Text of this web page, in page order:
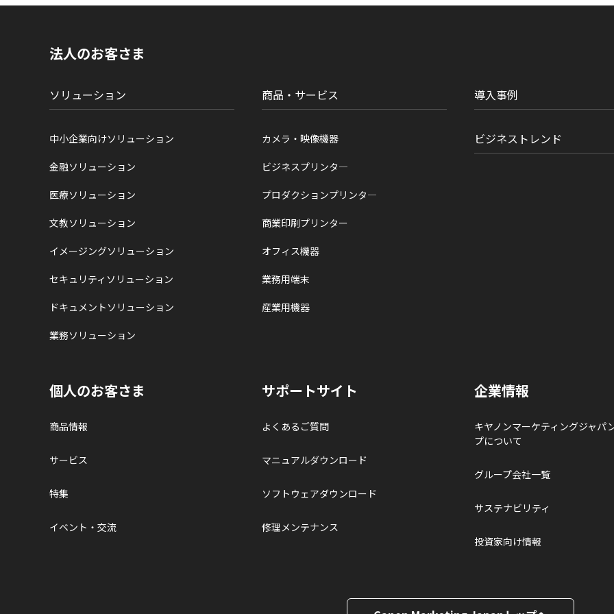
ト
法人のお客さま
ソリューション
中小企業向けソリューション
金融ソリューション
医療ソリューション
文教ソリューション
イメージングソリューション
セキュリティソリューション
ドキュメントソリューション
業務ソリューション
商品・サービス
カメラ・映像機器
ビジネスプリンタ―
プロダクションプリンタ―
商業印刷プリンター
オフィス機器
業務用端末
産業用機器
導入事例
ビジネストレンド
個人のお客さま
商品情報
サービス
特集
イベント・交流
サポートサイト
よくあるご質問
マニュアルダウンロード
ソフトウェアダウンロード
修理メンテナンス
企業情報
キヤノンマーケティングジャパ
プについて
グループ会社一覧
サステナビリティ
投資家向け情報